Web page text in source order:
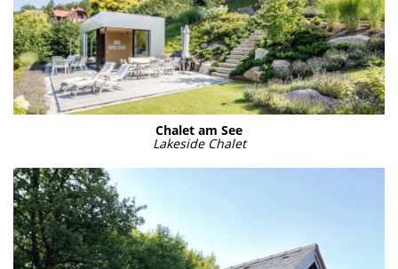
Cha­let am See
Lake­si­de Cha­let